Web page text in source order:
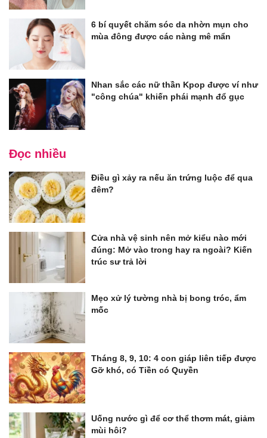
6 bí quyết chăm sóc da nhờn mụn cho
mùa đông được các nàng mê mẩn
Nhan sắc các nữ thần Kpop được ví như
"công chúa" khiến phái mạnh đổ gục
Đọc nhiều
Điều gì xảy ra nếu ăn trứng luộc để qua
đêm?
Cửa nhà vệ sinh nên mở kiểu nào mới
đúng: Mở vào trong hay ra ngoài? Kiến
trúc sư trả lời
Mẹo xử lý tường nhà bị bong tróc, ẩm
mốc
Tháng 8, 9, 10: 4 con giáp liên tiếp được
Gỡ khó, có Tiền có Quyền
Uống nước gì để cơ thể thơm mát, giảm
mùi hôi?